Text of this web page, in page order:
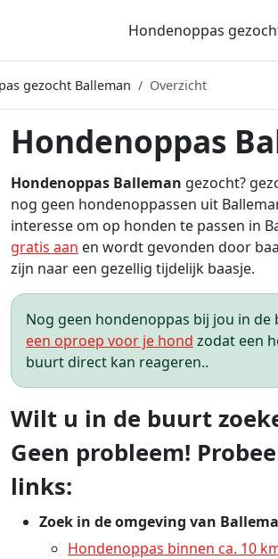
Hondenoppas
gezocht Balleman Overzicht
Hondenoppas
Hondenoppas Balleman gezocht?
nog geen hondenoppassen uit
interesse om op honden te passen in
gratis aan en wordt gevonden door
zijn naar een gezellig tijdelijk baasje.
Nog geen hondenoppas bij jou in de
een oproep voor je hond zodat een
buurt direct kan reageren..
Wilt u in de buurt
Geen probleem!
links:
Zoek in de omgeving van
Hondenoppas binnen ca. 10